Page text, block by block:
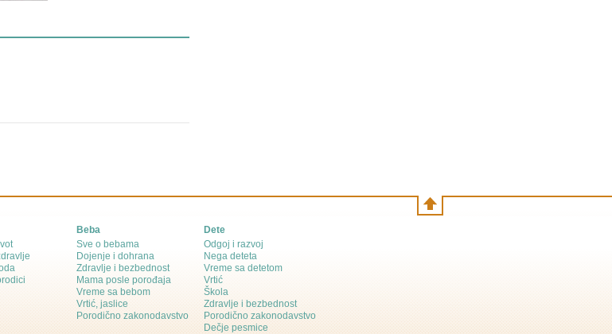
Beba
Sve o bebama
Dojenje i dohrana
Zdravlje i bezbednost
Mama posle porođaja
Vreme sa bebom
Vrtić, jaslice
Porodično zakonodavstvo
Dete
Odgoj i razvoj
Nega deteta
Vreme sa detetom
Vrtić
Škola
Zdravlje i bezbednost
Porodično zakonodavstvo
Dečje pesmice